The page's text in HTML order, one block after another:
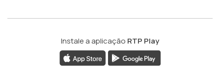
Instale a aplicação RTP Play